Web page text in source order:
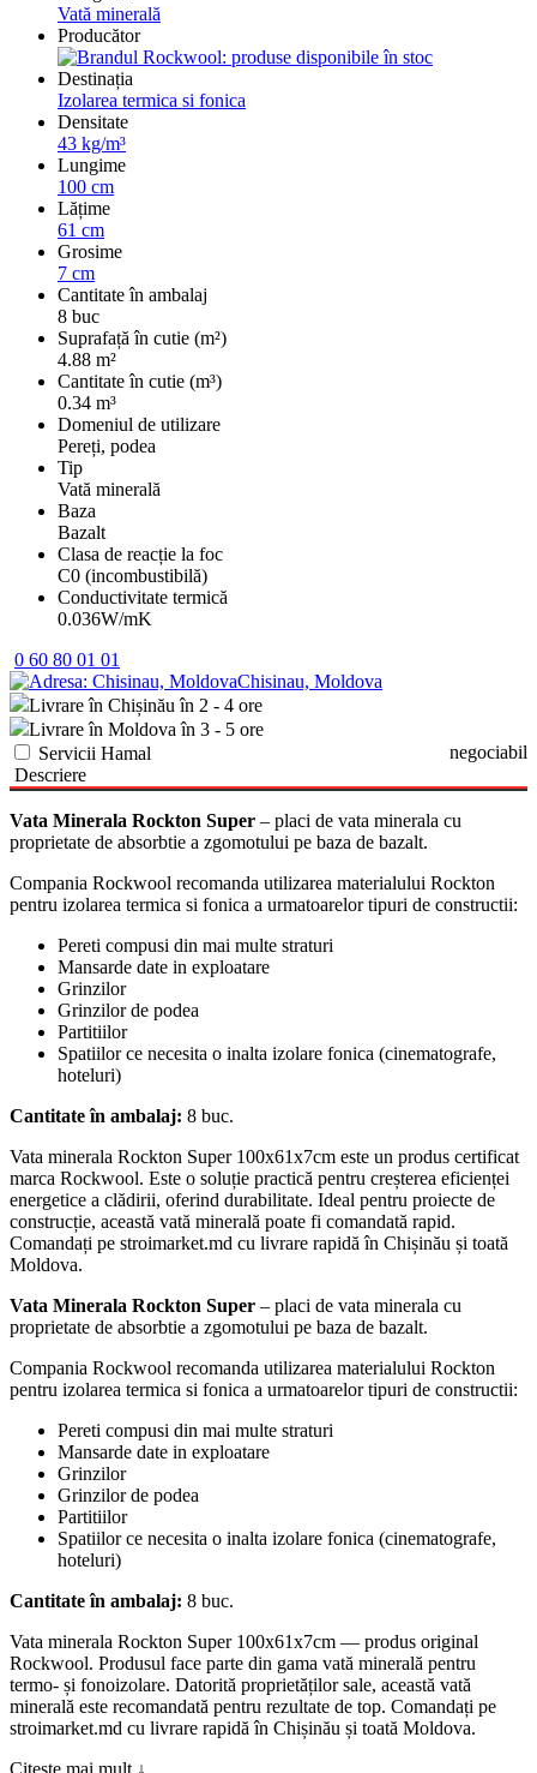
Vată minerală
Producător
Destinația
Izolarea termica si fonica
Densitate
43 kg/m³
Lungime
100 cm
Lățime
61 cm
Grosime
7 cm
Cantitate în ambalaj
8 buc
Suprafață în cutie (m²)
4.88 m²
Cantitate în cutie (m³)
0.34 m³
Domeniul de utilizare
Pereți, podea
Tip
Vată minerală
Baza
Bazalt
Clasa de reacție la foc
C0 (incombustibilă)
Conductivitate termică
0.036W/mK
0 60 80 01 01
Chisinau, Moldova
Livrare în Chișinău în 2 - 4 ore
Livrare în Moldova în 3 - 5 ore
Servicii Hamal
negociabil
Descriere
Vata Minerala Rockton Super – placi de vata minerala cu
proprietate de absorbtie a zgomotului pe baza de bazalt.
Compania Rockwool recomanda utilizarea materialului Rockton
pentru izolarea termica si fonica a urmatoarelor tipuri de constructii:
Pereti compusi din mai multe straturi
Mansarde date in exploatare
Grinzilor
Grinzilor de podea
Partitiilor
Spatiilor ce necesita o inalta izolare fonica (cinematografe,
hoteluri)
Cantitate în ambalaj: 8 buc.
Vata minerala Rockton Super 100x61x7cm este un produs certificat
marca Rockwool. Este o soluție practică pentru creșterea eficienței
energetice a clădirii, oferind durabilitate. Ideal pentru proiecte de
construcție, această vată minerală poate fi comandată rapid.
Comandați pe stroimarket.md cu livrare rapidă în Chișinău și toată
Moldova.
Vata Minerala Rockton Super – placi de vata minerala cu
proprietate de absorbtie a zgomotului pe baza de bazalt.
Compania Rockwool recomanda utilizarea materialului Rockton
pentru izolarea termica si fonica a urmatoarelor tipuri de constructii:
Pereti compusi din mai multe straturi
Mansarde date in exploatare
Grinzilor
Grinzilor de podea
Partitiilor
Spatiilor ce necesita o inalta izolare fonica (cinematografe,
hoteluri)
Cantitate în ambalaj: 8 buc.
Vata minerala Rockton Super 100x61x7cm — produs original
Rockwool. Produsul face parte din gama vată minerală pentru
termo- și fonoizolare. Datorită proprietăților sale, această vată
minerală este recomandată pentru rezultate de top. Comandați pe
stroimarket.md cu livrare rapidă în Chișinău și toată Moldova.
Citește mai mult ↓